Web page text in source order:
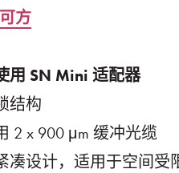
方
用 SN Mini 适配器
结构
2 x 900 μm 缓冲光缆
凑设计，适用于空间受